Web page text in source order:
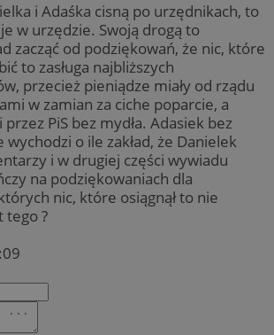
i Adaśka cisną po urzędnikach, to
w urzędzie. Swoją drogą to
zacząć od podziękowań, że nic, które
to zasługa najbliższych
przecież pieniądze miały od rządu
w zamian za ciche poparcie, a
PiS bez mydła. Adasiek bez
o ile zakład, że Danielek
i w drugiej części wywiadu
na podziękowaniach dla
nic, które osiągnął to nie
tego ?